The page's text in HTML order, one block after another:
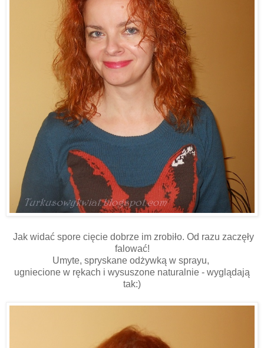
Jak widać spore cięcie dobrze im zrobiło. Od razu zaczęły
falować!
Umyte, spryskane odżywką w sprayu,
ugniecione w rękach i wysuszone naturalnie - wyglądają
tak:)